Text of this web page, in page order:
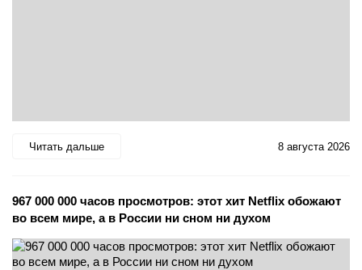
Читать дальше 8 августа 2026
967 000 000 часов просмотров: этот хит Netflix обожают
во всем мире, а в России ни сном ни духом